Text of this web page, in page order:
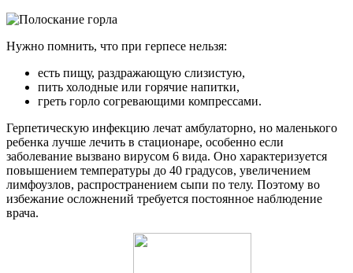
Нужно помнить, что при герпесе нельзя:
есть пищу, раздражающую слизистую,
пить холодные или горячие напитки,
греть горло согревающими компрессами.
Герпетическую инфекцию лечат амбулаторно, но маленького
ребенка лучше лечить в стационаре, особенно если
заболевание вызвано вирусом 6 вида. Оно характеризуется
повышением температуры до 40 градусов, увеличением
лимфоузлов, распространением сыпи по телу. Поэтому во
избежание осложнений требуется постоянное наблюдение
врача.